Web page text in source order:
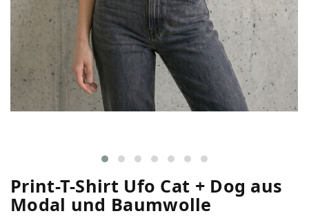
Print-T-Shirt Ufo Cat + Dog aus
Modal und Baumwolle